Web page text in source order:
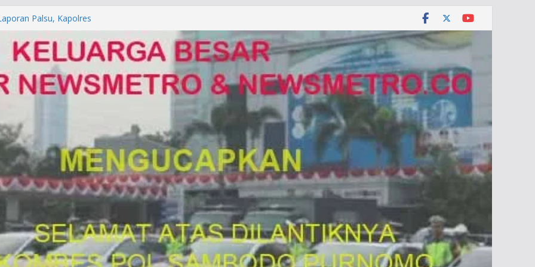
ke Mabes Polri
Palsu, Kapolres
PUNGLI SIM
Alam di Jawa Barat yang
KUHAP Baru 2026, Tegaskan
Dipidana
DENPASAR DAN
POLDA BALI DIDUGA